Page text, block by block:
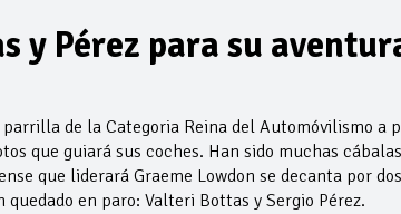
y Pérez para su
de la Categoria Reina del Automóvilismo a
que guiará sus coches. Han sido muchas
que liderará Graeme Lowdon se decanta por dos
en paro: Valteri Bottas y Sergio Pérez.